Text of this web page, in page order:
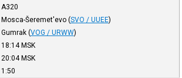
A320
Mosca-Šeremet'evo (SVO / UUEE)
Gumrak (VOG / URWW)
18:14MSK
20:04MSK
1:50